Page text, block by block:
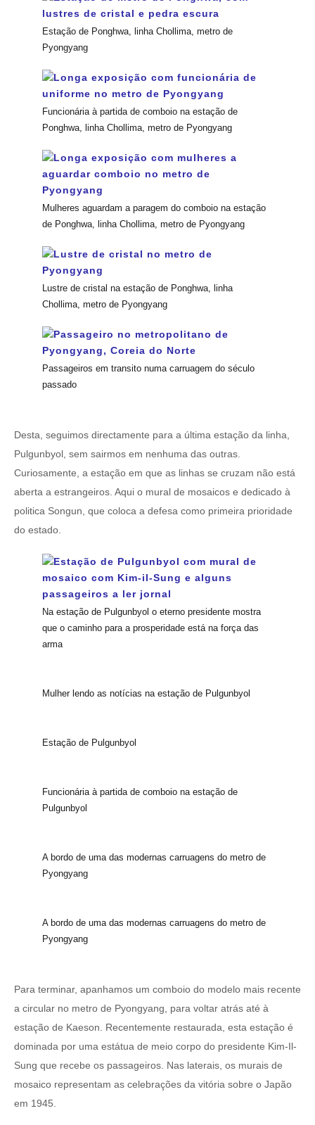
Estação de Ponghwa, linha Chollima, metro de
Pyongyang
Funcionária à partida de comboio na estação de
Ponghwa, linha Chollima, metro de Pyongyang
Mulheres aguardam a paragem do comboio na estação
de Ponghwa, linha Chollima, metro de Pyongyang
Lustre de cristal na estação de Ponghwa, linha
Chollima, metro de Pyongyang
Passageiros em transito numa carruagem do século
passado
Desta, seguimos directamente para a última estação da linha,
Pulgunbyol, sem sairmos em nenhuma das outras.
Curiosamente, a estação em que as linhas se cruzam não está
aberta a estrangeiros. Aqui o mural de mosaicos e dedicado à
politica Songun, que coloca a defesa como primeira prioridade
do estado.
Na estação de Pulgunbyol o eterno presidente mostra
que o caminho para a prosperidade está na força das
arma
Mulher lendo as notícias na estação de Pulgunbyol
Estação de Pulgunbyol
Funcionária à partida de comboio na estação de
Pulgunbyol
A bordo de uma das modernas carruagens do metro de
Pyongyang
A bordo de uma das modernas carruagens do metro de
Pyongyang
Para terminar, apanhamos um comboio do modelo mais recente
a circular no metro de Pyongyang, para voltar atrás até à
estação de Kaeson. Recentemente restaurada, esta estação é
dominada por uma estátua de meio corpo do presidente Kim-Il-
Sung que recebe os passageiros. Nas laterais, os murais de
mosaico representam as celebrações da vitória sobre o Japão
em 1945.